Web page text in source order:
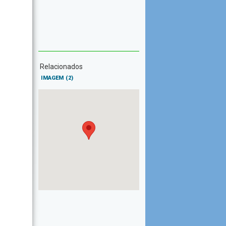
Relacionados
IMAGEM (2)